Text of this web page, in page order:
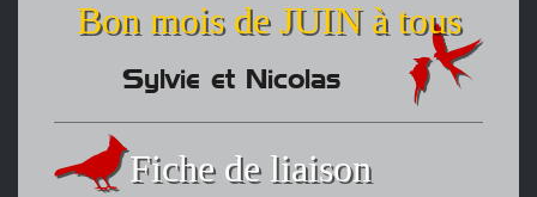
Bon mois de JUIN à tous
Sylvie et Nicolas
Fiche de liaison